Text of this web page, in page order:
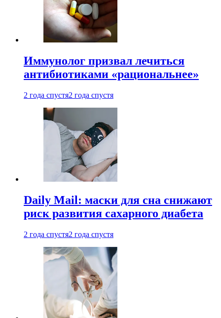
Иммунолог призвал лечиться
антибиотиками «рациональнее»
2 года спустя2 года спустя
Daily Mail: маски для сна снижают
риск развития сахарного диабета
2 года спустя2 года спустя